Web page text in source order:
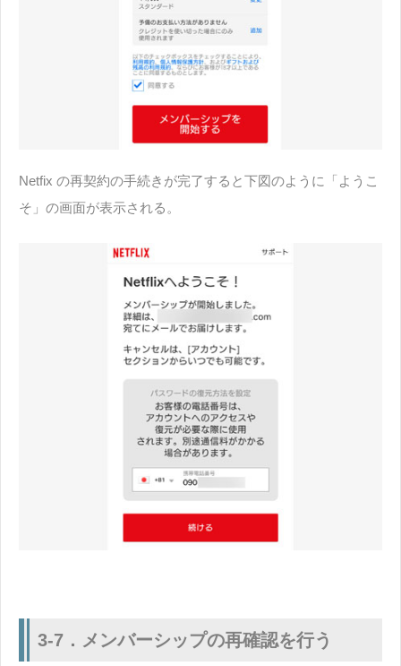
Netfix の再契約の手続きが完了すると下図のように「ようこ
そ」の画面が表示される。
3-7．メンバーシップの再確認を行う